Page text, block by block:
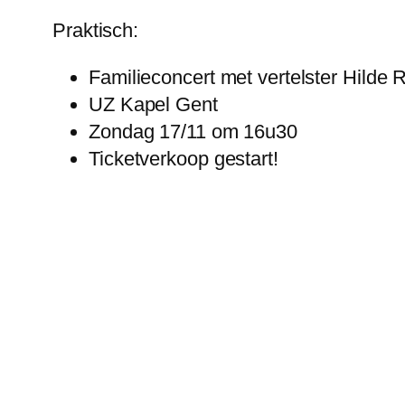
Praktisch:
Familieconcert met vertelster Hilde
UZ Kapel Gent
Zondag 17/11 om 16u30
Ticketverkoop gestart!